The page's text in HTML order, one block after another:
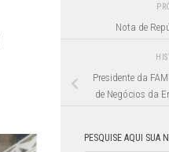
Nota de
Presidente da
de Negócios da
PESQUISE AQUI SUA